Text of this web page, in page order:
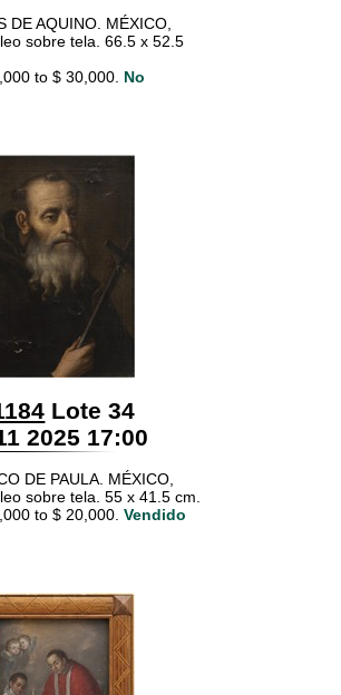
DE AQUINO. MÉXICO,
sobre tela. 66.5 x 52.5
to $ 30,000. No
Lote 34
2025 17:00
DE PAULA. MÉXICO,
sobre tela. 55 x 41.5 cm.
to $ 20,000. Vendido